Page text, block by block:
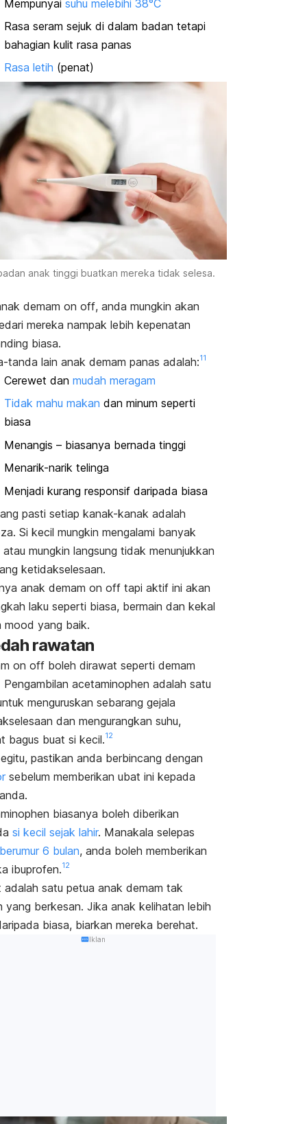
Mempunyai suhu melebihi 38°C
Rasa seram sejuk di dalam badan tetapi
bahagian kulit rasa panas
Rasa letih (penat)
anak tinggi buatkan mereka tidak selesa.
demam on off, anda mungkin akan
mereka nampak lebih kepenatan
biasa.
tanda lain anak demam panas adalah:11
Cerewet dan mudah meragam
Tidak mahu makan dan minum seperti
biasa
Menangis – biasanya bernada tinggi
Menarik-narik telinga
Menjadi kurang responsif daripada biasa
pasti setiap kanak-kanak adalah
Si kecil mungkin mengalami banyak
atau mungkin langsung tidak menunjukkan
ketidakselesaan.
anak demam on offtapi aktif ini akan
laku seperti biasa, bermain dan kekal
mood yang baik.
rawatan
on offboleh dirawat seperti demam
Pengambilan acetaminophen adalah satu
menguruskan sebarang gejala
dan mengurangkan suhu,
bagus buat si kecil.12
pastikan anda berbincang dengan
sebelum memberikan ubat ini kepada
biasanya boleh diberikan
si kecil sejak lahir. Manakala selepas
6 bulan, anda boleh memberikan
ibuprofen.12
adalah satu petua anak demam tak
yang berkesan. Jika anak kelihatan lebih
biasa, biarkan mereka berehat.
Iklan